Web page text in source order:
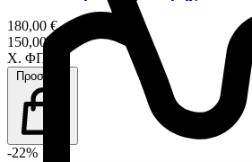
180,00 €
150,00 €
Χ. ΦΠΑ
Προσθήκη
-22%